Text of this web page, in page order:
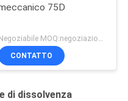
75D
CONTATTO
di dissolvenza